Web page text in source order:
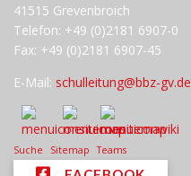
41515 Grevenbroich
Telefon: +49 (0)2181 6907-0
Fax: +49 (0)2181 6907-45
E-Mail: schulleitung@bbz-gv.de
Suche Sitemap Teams